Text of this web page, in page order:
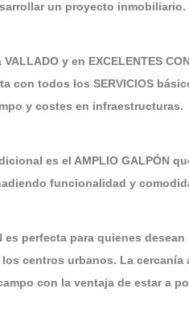
un proyecto inmobiliario.
y en EXCELENTES
con todos los SERVICIOS
y costes en infraestructuras.
es el AMPLIO GALPÓN
funcionalidad y
es perfecta para quienes
centros urbanos. La
con la ventaja de estar a